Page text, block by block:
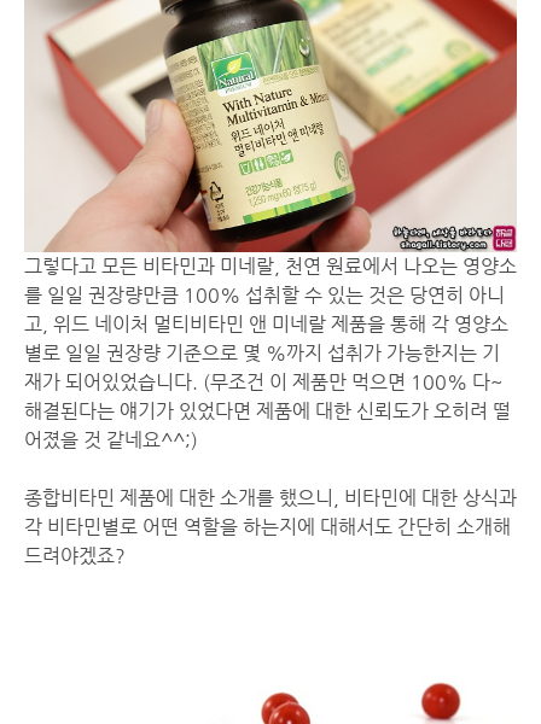
그렇다고 모든 비타민과 미네랄, 천연 원료에서 나오는 영양소
를 일일 권장량만큼 100% 섭취할 수 있는 것은 당연히 아니
고, 위드 네이처 멀티비타민 앤 미네랄 제품을 통해 각 영양소
별로 일일 권장량 기준으로 몇 %까지 섭취가 가능한지는 기
재가 되어있었습니다. (무조건 이 제품만 먹으면 100% 다~
해결된다는 얘기가 있었다면 제품에 대한 신뢰도가 오히려 떨
어졌을 것 같네요^^;)
종합비타민 제품에 대한 소개를 했으니, 비타민에 대한 상식과
각 비타민별로 어떤 역할을 하는지에 대해서도 간단히 소개해
드려야겠죠?